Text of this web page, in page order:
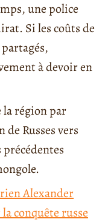
une police
Si les coûts de
à devoir en
la région par
Russes vers
précédentes
Alexander
conquête russe